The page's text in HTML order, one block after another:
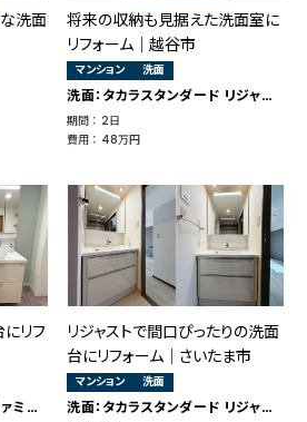
洗面
将来の収納も見据えた洗面室に
リフォーム｜越谷市
マンション 洗面
洗面：タカラスタンダード リジャスト
期間 ： 2日
費用 ： 48万円
リフ
洗面：タカラスタンダード ファミーユ
リジャストで間口ぴったりの洗面
台にリフォーム｜さいたま市
マンション 洗面
洗面：タカラスタンダード リジャスト